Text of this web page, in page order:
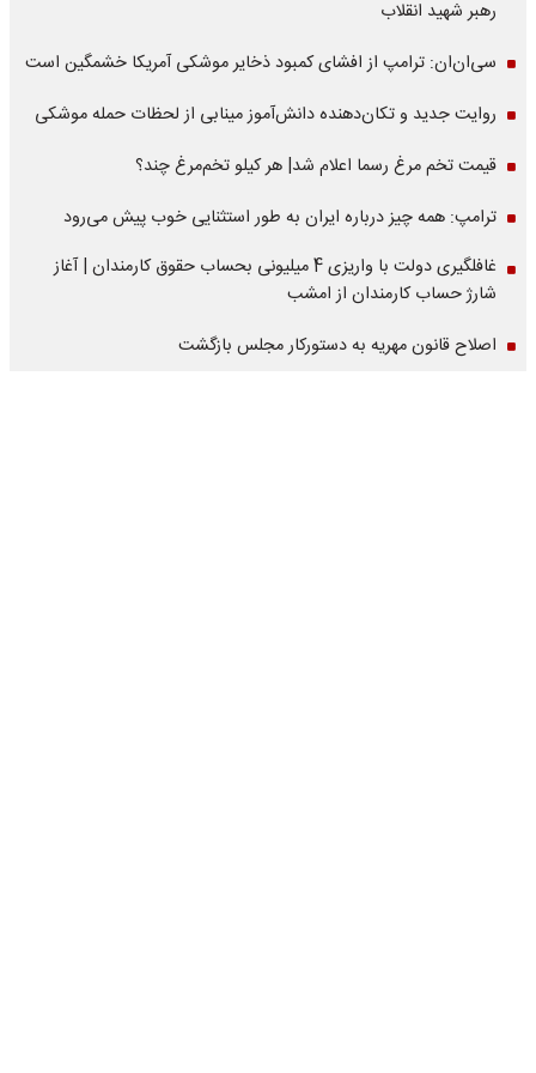
رهبر شهید انقلاب
سی‌ان‌ان: ترامپ از افشای کمبود ذخایر موشکی آمریکا خشمگین است
روایت جدید و تکان‌دهنده دانش‌آموز مینابی از لحظات حمله موشکی
قیمت تخم مرغ رسما اعلام شد| هر کیلو تخم‌مرغ چند؟
ترامپ: همه چیز درباره ایران به طور استثنایی خوب پیش می‌رود
غافلگیری دولت با واریزی 4 میلیونی بحساب حقوق کارمندان | آغاز
شارژ حساب کارمندان از امشب
اصلاح قانون مهریه به دستورکار مجلس بازگشت